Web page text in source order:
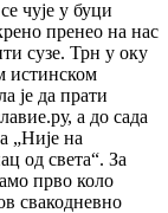
чује у буци
пренео на нас
сузе. Трн у оку
истинском
је да прати
а до сада
„Није на
од света“. За
прво коло
свакодневно